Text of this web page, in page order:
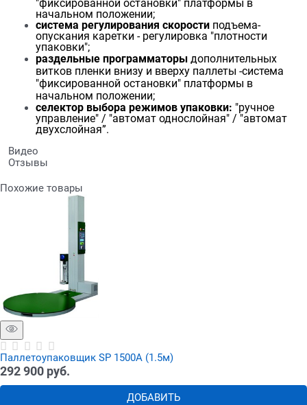
"фиксированной остановки" платформы в
начальном положении;
система регулирования скорости подъема-
опускания каретки - регулировка "плотности
упаковки";
раздельные программаторы дополнительных
витков пленки внизу и вверху паллеты -система
"фиксированной остановки" платформы в
начальном положении;
селектор выбора режимов упаковки: "ручное
управление" / "автомат однослойная" / "автомат
двухслойная”.
Видео
Отзывы
Похожие товары
Паллетоупаковщик SP 1500A (1.5м)
292 900 руб.
ДОБАВИТЬ